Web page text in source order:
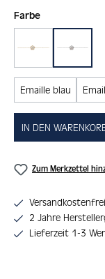
Farbeauswählen
Emaille blau
IN DEN
Zum Merkzettel
Versandkostenfrei
2 Jahre
Lieferzeit 1-3